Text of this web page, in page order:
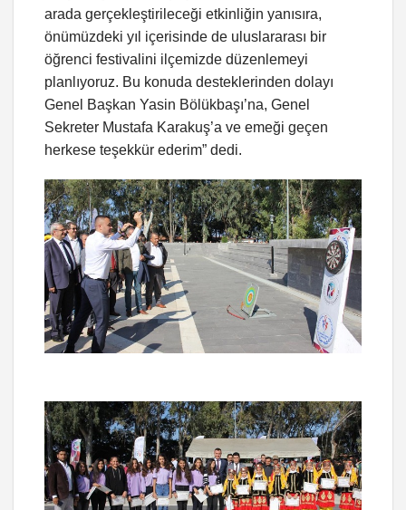
arada gerçekleştirileceği etkinliğin yanısıra,
önümüzdeki yıl içerisinde de uluslararası bir
öğrenci festivalini ilçemizde düzenlemeyi
planlıyoruz. Bu konuda desteklerinden dolayı
Genel Başkan Yasin Bölükbaşı’na, Genel
Sekreter Mustafa Karakuş’a ve emeği geçen
herkese teşekkür ederim” dedi.